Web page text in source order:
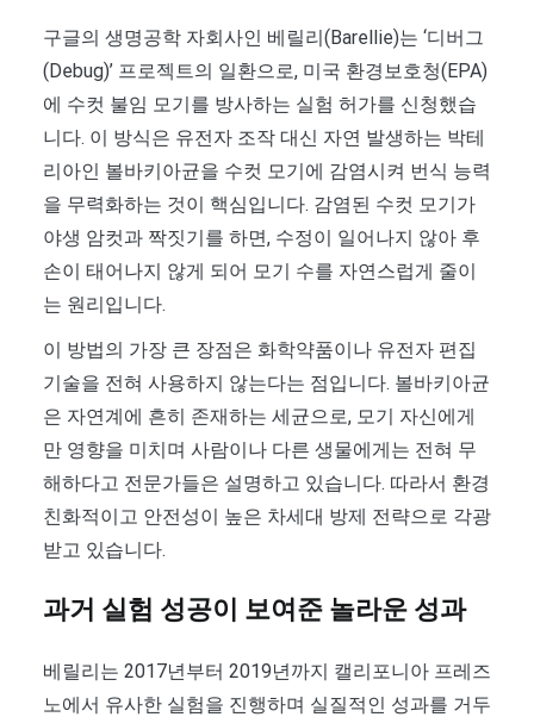
구글의 생명공학 자회사인 베릴리(Barellie)는 ‘디버그
(Debug)’ 프로젝트의 일환으로, 미국 환경보호청(EPA)
에 수컷 불임 모기를 방사하는 실험 허가를 신청했습
니다. 이 방식은 유전자 조작 대신 자연 발생하는 박테
리아인 볼바키아균을 수컷 모기에 감염시켜 번식 능력
을 무력화하는 것이 핵심입니다. 감염된 수컷 모기가
야생 암컷과 짝짓기를 하면, 수정이 일어나지 않아 후
손이 태어나지 않게 되어 모기 수를 자연스럽게 줄이
는 원리입니다.
이 방법의 가장 큰 장점은 화학약품이나 유전자 편집
기술을 전혀 사용하지 않는다는 점입니다. 볼바키아균
은 자연계에 흔히 존재하는 세균으로, 모기 자신에게
만 영향을 미치며 사람이나 다른 생물에게는 전혀 무
해하다고 전문가들은 설명하고 있습니다. 따라서 환경
친화적이고 안전성이 높은 차세대 방제 전략으로 각광
받고 있습니다.
과거 실험 성공이 보여준 놀라운 성과
베릴리는 2017년부터 2019년까지 캘리포니아 프레즈
노에서 유사한 실험을 진행하며 실질적인 성과를 거두